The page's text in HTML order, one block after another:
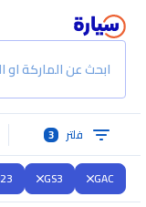
ابحث عن الماركة او
فلتر 3
GAC
GS3